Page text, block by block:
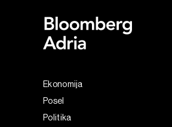
Ekonomija
Posel
Politika